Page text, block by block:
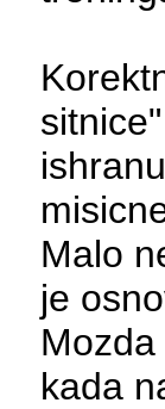
Malo
je
kada